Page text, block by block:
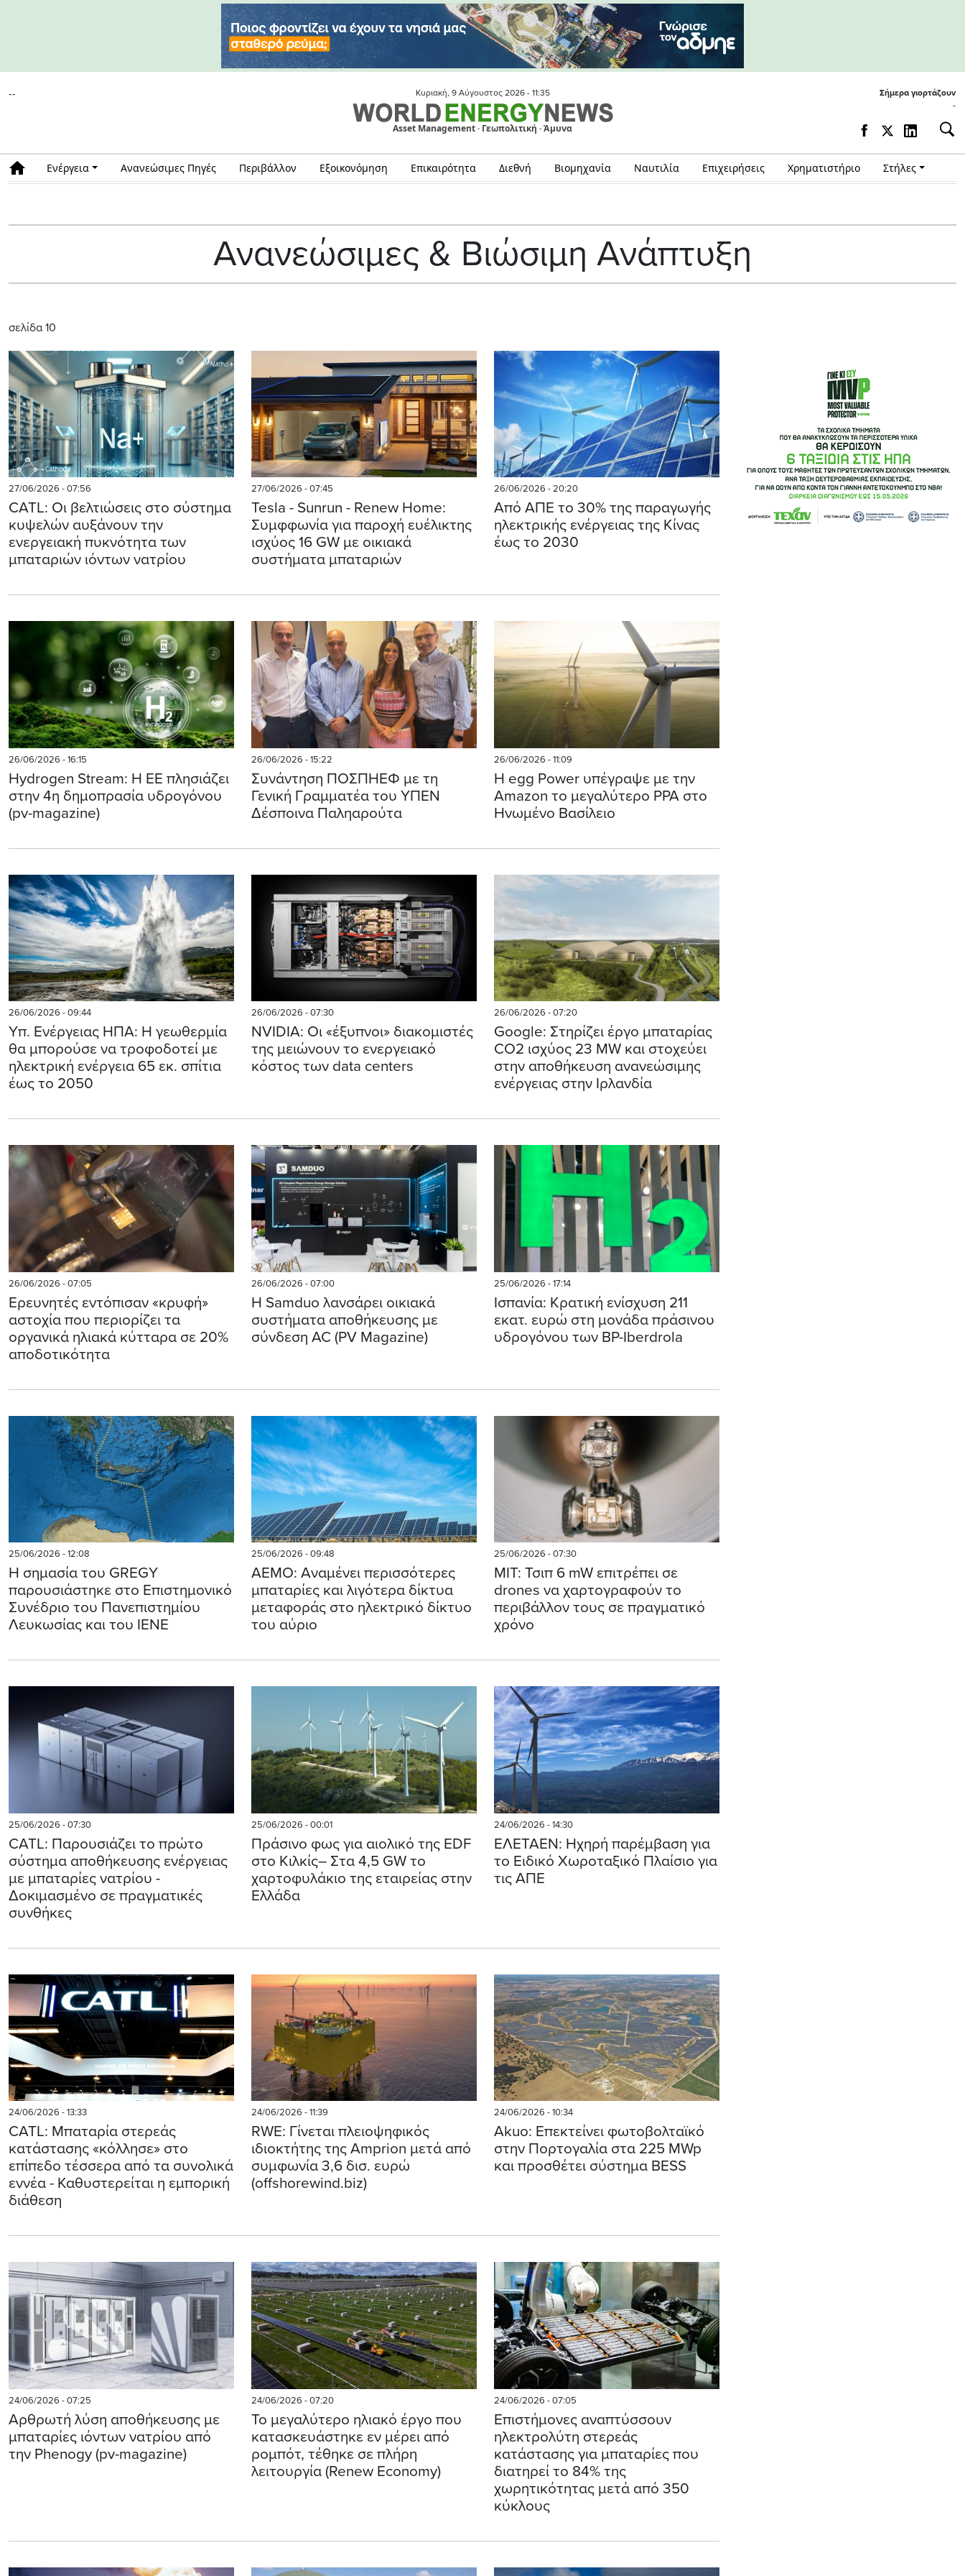
-- Κυριακή, 9 Αύγουστος 2026 - 11:35
Asset Management · Γεωπολιτική · Άμυνα
Σήμερα γιορτάζουν
-
Ενέργεια Ανανεώσιμες Πηγές Περιβάλλον Εξοικονόμηση Επικαιρότητα Διεθνή Βιομηχανία Ναυτιλία Επιχειρήσεις Χρηματιστήριο Στήλες
Ανανεώσιμες & Βιώσιμη Ανάπτυξη
σελίδα 10
27/06/2026 - 07:56
CATL: Οι βελτιώσεις στο σύστημα
κυψελών αυξάνουν την
ενεργειακή πυκνότητα των
μπαταριών ιόντων νατρίου
27/06/2026 - 07:45
Tesla - Sunrun - Renew Home:
Συμφφωνία για παροχή ευέλικτης
ισχύος 16 GW με οικιακά
συστήματα μπαταριών
26/06/2026 - 20:20
Από ΑΠΕ το 30% της παραγωγής
ηλεκτρικής ενέργειας της Κίνας
έως το 2030
26/06/2026 - 16:15
Hydrogen Stream: Η ΕΕ πλησιάζει
στην 4η δημοπρασία υδρογόνου
(pv-magazine)
26/06/2026 - 15:22
Συνάντηση ΠΟΣΠΗΕΦ με τη
Γενική Γραμματέα του ΥΠΕΝ
Δέσποινα Παληαρούτα
26/06/2026 - 11:09
Η egg Power υπέγραψε με την
Amazon το μεγαλύτερο PPA στο
Ηνωμένο Βασίλειο
26/06/2026 - 09:44
Υπ. Ενέργειας ΗΠΑ: Η γεωθερμία
θα μπορούσε να τροφοδοτεί με
ηλεκτρική ενέργεια 65 εκ. σπίτια
έως το 2050
26/06/2026 - 07:30
NVIDIA: Οι «έξυπνοι» διακομιστές
της μειώνουν το ενεργειακό
κόστος των data centers
26/06/2026 - 07:20
Google: Στηρίζει έργο μπαταρίας
CO2 ισχύος 23 MW και στοχεύει
στην αποθήκευση ανανεώσιμης
ενέργειας στην Ιρλανδία
26/06/2026 - 07:05
Ερευνητές εντόπισαν «κρυφή»
αστοχία που περιορίζει τα
οργανικά ηλιακά κύτταρα σε 20%
αποδοτικότητα
26/06/2026 - 07:00
Η Samduo λανσάρει οικιακά
συστήματα αποθήκευσης με
σύνδεση AC (PV Magazine)
25/06/2026 - 17:14
Ισπανία: Κρατική ενίσχυση 211
εκατ. ευρώ στη μονάδα πράσινου
υδρογόνου των BP-Iberdrola
25/06/2026 - 12:08
Η σημασία του GREGY
παρουσιάστηκε στο Επιστημονικό
Συνέδριο του Πανεπιστημίου
Λευκωσίας και του ΙΕΝΕ
25/06/2026 - 09:48
AEMO: Αναμένει περισσότερες
μπαταρίες και λιγότερα δίκτυα
μεταφοράς στο ηλεκτρικό δίκτυο
του αύριο
25/06/2026 - 07:30
MIT: Τσιπ 6 mW επιτρέπει σε
drones να χαρτογραφούν το
περιβάλλον τους σε πραγματικό
χρόνο
25/06/2026 - 07:30
CATL: Παρουσιάζει το πρώτο
σύστημα αποθήκευσης ενέργειας
με μπαταρίες νατρίου -
Δοκιμασμένο σε πραγματικές
συνθήκες
25/06/2026 - 00:01
Πράσινο φως για αιολικό της EDF
στο Κιλκίς– Στα 4,5 GW το
χαρτοφυλάκιο της εταιρείας στην
Ελλάδα
24/06/2026 - 14:30
ΕΛΕΤΑΕΝ: Ηχηρή παρέμβαση για
το Ειδικό Χωροταξικό Πλαίσιο για
τις ΑΠΕ
24/06/2026 - 13:33
CATL: Μπαταρία στερεάς
κατάστασης «κόλλησε» στο
επίπεδο τέσσερα από τα συνολικά
εννέα - Καθυστερείται η εμπορική
διάθεση
24/06/2026 - 11:39
RWE: Γίνεται πλειοψηφικός
ιδιοκτήτης της Amprion μετά από
συμφωνία 3,6 δισ. ευρώ
(offshorewind.biz)
24/06/2026 - 10:34
Akuo: Επεκτείνει φωτοβολταϊκό
στην Πορτογαλία στα 225 MWp
και προσθέτει σύστημα BESS
24/06/2026 - 07:25
Aρθρωτή λύση αποθήκευσης με
μπαταρίες ιόντων νατρίου από
την Phenogy (pv-magazine)
24/06/2026 - 07:20
Το μεγαλύτερο ηλιακό έργο που
κατασκευάστηκε εν μέρει από
ρομπότ, τέθηκε σε πλήρη
λειτουργία (Renew Economy)
24/06/2026 - 07:05
Επιστήμονες αναπτύσσουν
ηλεκτρολύτη στερεάς
κατάστασης για μπαταρίες που
διατηρεί το 84% της
χωρητικότητας μετά από 350
κύκλους